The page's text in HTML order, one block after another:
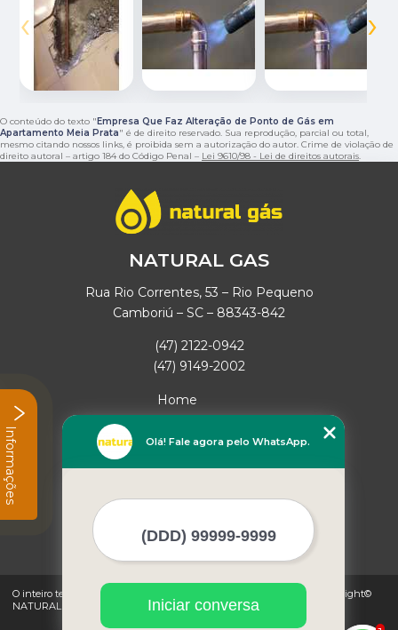
‹ ›
O conteúdo do texto " Empresa Que Faz Alteração de Ponto de Gás em
Apartamento Meia Prata" é de direito reservado. Sua reprodução, parcial ou total,
mesmo citando nossos links, é proibida sem a autorização do autor. Crime de violação de
direito autoral – artigo 184 do Código Penal – Lei 9610/98 - Lei de direitos autorais.
NATURAL GAS
Rua Rio Correntes, 53 – Rio Pequeno
Camboriú – SC – 88343-842
(47) 2122-0942
(47) 9149-2002
Home
Empresa
Missão
Mapa do site
O inteiro teor deste site está sujeito à proteção de direitos autorais. Copyright©
NATURAL GAS (Lei 9610 de 19/02/1998)
Olá! Fale agora pelo WhatsApp.
Iniciar conversa
Informações